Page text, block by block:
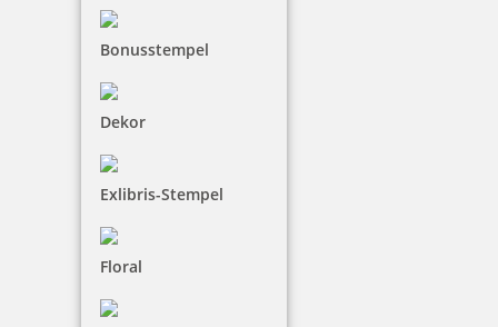
Bonusstempel
Dekor
Exlibris-Stempel
Floral